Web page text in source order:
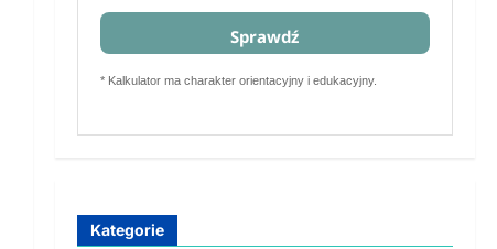
Sprawdź
* Kalkulator ma charakter orientacyjny i edukacyjny.
Kategorie